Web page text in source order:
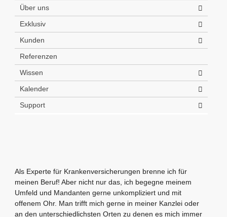
Über uns
Exklusiv
Kunden
Referenzen
Wissen
Kalender
Support
Als Experte für Krankenversicherungen brenne ich für
meinen Beruf! Aber nicht nur das, ich begegne meinem
Umfeld und Mandanten gerne unkompliziert und mit
offenem Ohr. Man trifft mich gerne in meiner Kanzlei oder
an den unterschiedlichsten Orten zu denen es mich immer